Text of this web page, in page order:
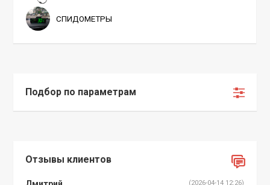
СПИДОМЕТРЫ
Подбор по параметрам
Отзывы клиентов
(2026-04-14 12:26)